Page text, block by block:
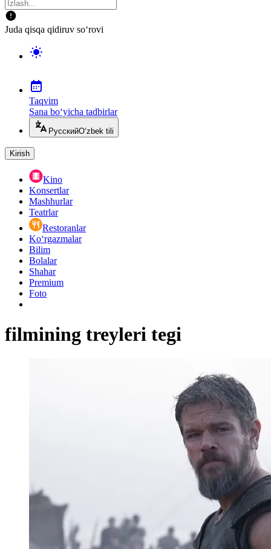
Juda qisqa qidiruv so‘rovi
Taqvim
Sana bo‘yicha tadbirlar
РусскийO‘zbek tili
Kirish
Kino
Konsertlar
Mashhurlar
Teatrlar
Restoranlar
Ko‘rgazmalar
Bilim
Bolalar
Shahar
Premium
Foto
filmining treyleri tegi